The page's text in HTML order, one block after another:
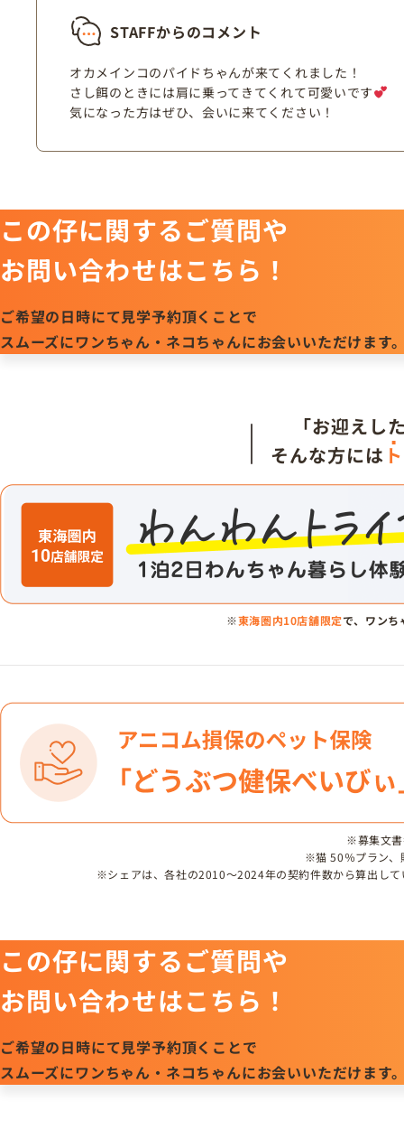
STAFFからのコメント
オカメインコのパイドちゃんが来てくれました！
さし餌のときには肩に乗ってきてくれて可愛いです
気になった方はぜひ、会いに来てください！
この仔に関するご質問や
お問い合わせはこちら！
ご希望の日時にて見学予約頂くことで
スムーズにワンちゃん・ネコちゃんにお会いいただけます
「お迎えし
そんな方には
※東海圏内10店舗限定で、ワンち
※募集文
※猫 50％プラン、
※シェアは、各社の2010～2024年の契約件数から算出し
この仔に関するご質問や
お問い合わせはこちら！
ご希望の日時にて見学予約頂くことで
スムーズにワンちゃん・ネコちゃんにお会いいただけます